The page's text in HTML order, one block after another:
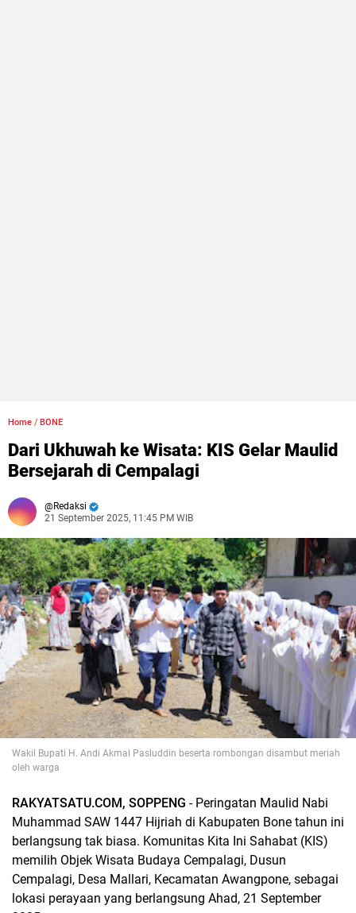
Home / BONE
Dari Ukhuwah ke Wisata: KIS Gelar Maulid
Bersejarah di Cempalagi
Redaksi
21 September 2025, 11:45 PM WIB
Wakil Bupati H. Andi Akmal Pasluddin beserta rombongan disambut meriah
oleh warga
RAKYATSATU.COM, SOPPENG - Peringatan Maulid Nabi
Muhammad SAW 1447 Hijriah di Kabupaten Bone tahun ini
berlangsung tak biasa. Komunitas Kita Ini Sahabat (KIS)
memilih Objek Wisata Budaya Cempalagi, Dusun
Cempalagi, Desa Mallari, Kecamatan Awangpone, sebagai
lokasi perayaan yang berlangsung Ahad, 21 September